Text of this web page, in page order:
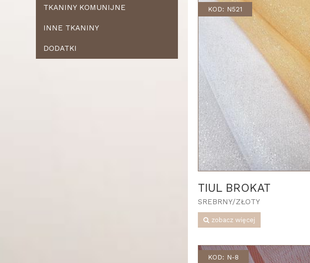
TKANINY KOMUNIJNE
INNE TKANINY
DODATKI
KOD: N521
TIUL BROKAT
SREBRNY/ZŁOTY
zobacz więcej
KOD: N-8